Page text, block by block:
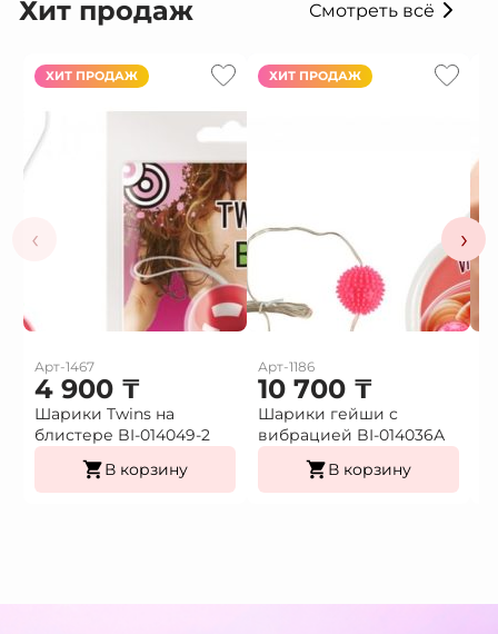
Хит продаж Смотреть всё
‹
ХИТ ПРОДАЖ
Арт-1467
4 900 ₸
Шарики Twins на
блистере BI-014049-2
В корзину
ХИТ ПРОДАЖ
Арт-1186
10 700 ₸
Шарики гейши с
вибрацией BI-014036А
В корзину
›